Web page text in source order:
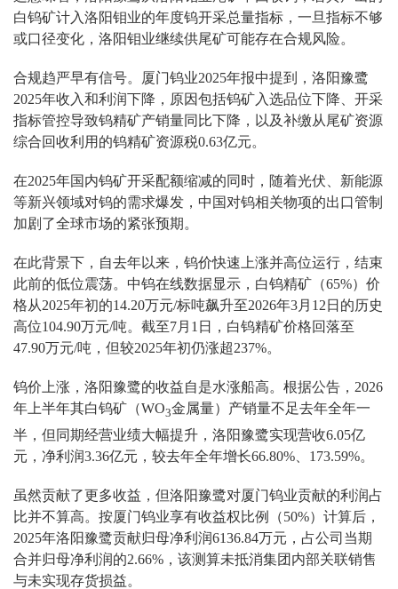
白钨矿计入洛阳钼业的年度钨开采总量指标，一旦指标不够
或口径变化，洛阳钼业继续供尾矿可能存在合规风险。
合规趋严早有信号。厦门钨业2025年报中提到，洛阳豫鹭
2025年收入和利润下降，原因包括钨矿入选品位下降、开采
指标管控导致钨精矿产销量同比下降，以及补缴从尾矿资源
综合回收利用的钨精矿资源税0.63亿元。
在2025年国内钨矿开采配额缩减的同时，随着光伏、新能源
等新兴领域对钨的需求爆发，中国对钨相关物项的出口管制
加剧了全球市场的紧张预期。
在此背景下，自去年以来，钨价快速上涨并高位运行，结束
此前的低位震荡。中钨在线数据显示，白钨精矿（65%）价
格从2025年初的14.20万元/标吨飙升至2026年3月12日的历史
高位104.90万元/吨。截至7月1日，白钨精矿价格回落至
47.90万元/吨，但较2025年初仍涨超237%。
钨价上涨，洛阳豫鹭的收益自是水涨船高。根据公告，2026
年上半年其白钨矿（WO3金属量）产销量不足去年全年一
半，但同期经营业绩大幅提升，洛阳豫鹭实现营收6.05亿
元，净利润3.36亿元，较去年全年增长66.80%、173.59%。
虽然贡献了更多收益，但洛阳豫鹭对厦门钨业贡献的利润占
比并不算高。按厦门钨业享有收益权比例（50%）计算后，
2025年洛阳豫鹭贡献归母净利润6136.84万元，占公司当期
合并归母净利润的2.66%，该测算未抵消集团内部关联销售
与未实现存货损益。